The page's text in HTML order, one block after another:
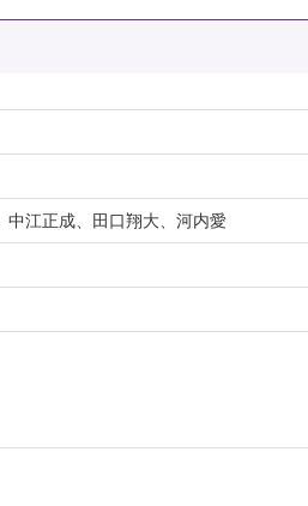
江正成、田口翔大、河内愛